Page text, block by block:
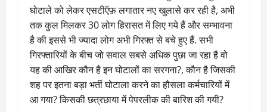
घोटाले को लेकर एसटीऍफ़ लगातार नए खुलासे कर रही है, अभी
तक कुल मिलकर 30 लोग हिरासत में लिए गये हैं और सम्भावना
है की इससे भी ज्यादा लोग अभी गिरफ्त से बचे हुए हैं. सभी
गिरफ्तारियों के बीच जो सवाल सबसे अधिक पुछा जा रहा है वो
यह की आखिर कौन है इन घोटालों का सरगना?, कौन है जिसकी
शह पर इतना बड़ा भर्ती घोटाला करने का हौसला कर्मचारियों में
आ गया? किसकी छत्रछाया में पेपरलीक की बारिश की गयी?